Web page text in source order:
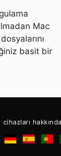
Mac
basit bir
cihazları